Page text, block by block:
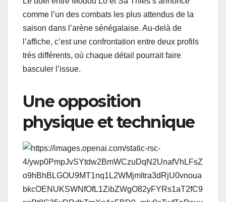
comme l’un des combats les plus attendus de la
saison dans l’arène sénégalaise. Au-delà de
l’affiche, c’est une confrontation entre deux profils
très différents, où chaque détail pourrait faire
basculer l’issue.
Une opposition
physique et technique